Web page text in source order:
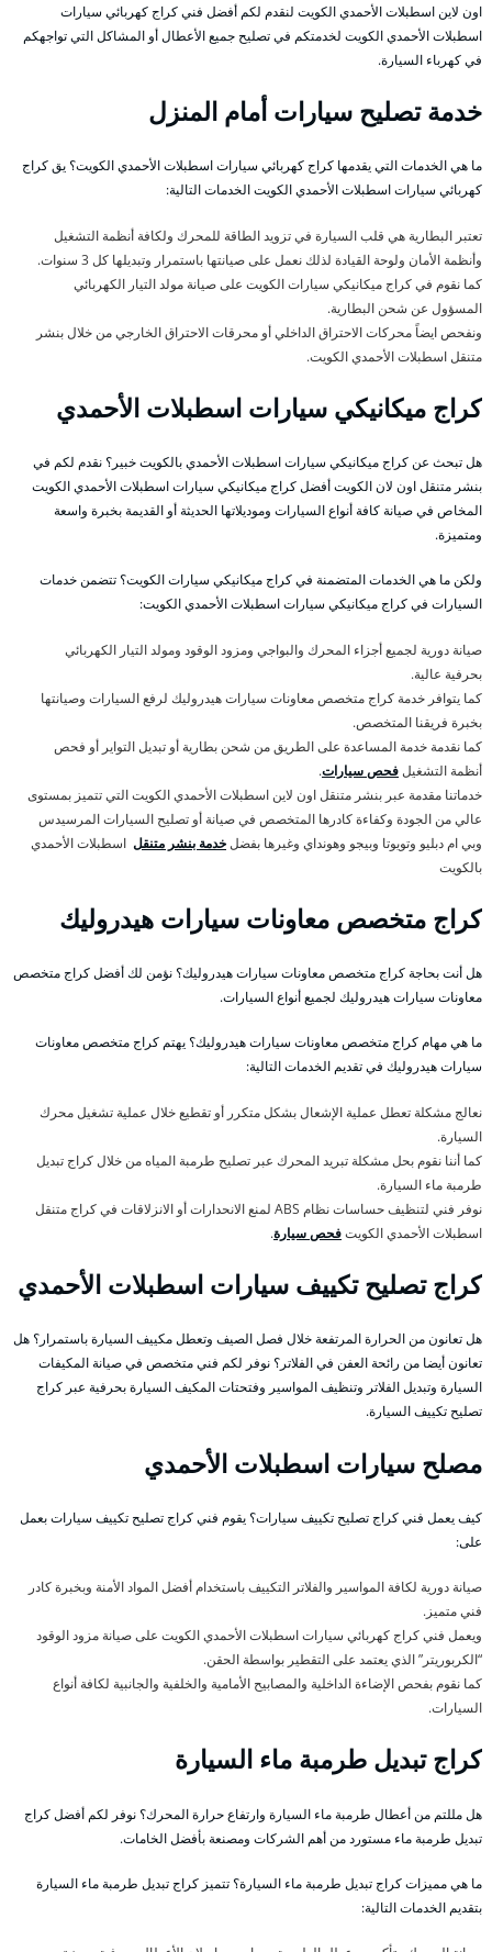
اون لاين اسطبلات الأحمدي الكويت لنقدم لكم أفضل فني كراج كهربائي سيارات
اسطبلات الأحمدي الكويت لخدمتكم في تصليح جميع الأعطال أو المشاكل التي تواجهكم
في كهرباء السيارة.
خدمة تصليح سيارات أمام المنزل
ما هي الخدمات التي يقدمها كراج كهربائي سيارات اسطبلات الأحمدي الكويت؟ يق كراج
كهربائي سيارات اسطبلات الأحمدي الكويت الخدمات التالية:
تعتبر البطارية هي قلب السيارة في تزويد الطاقة للمحرك ولكافة أنظمة التشغيل
وأنظمة الأمان ولوحة القيادة لذلك نعمل على صيانتها باستمرار وتبديلها كل 3 سنوات.
كما نقوم في كراج ميكانيكي سيارات الكويت على صيانة مولد التيار الكهربائي
المسؤول عن شحن البطارية.
ونفحص ايضاً محركات الاحتراق الداخلي أو محرقات الاحتراق الخارجي من خلال بنشر
متنقل اسطبلات الأحمدي الكويت.
كراج ميكانيكي سيارات اسطبلات الأحمدي
هل تبحث عن كراج ميكانيكي سيارات اسطبلات الأحمدي بالكويت خبير؟ نقدم لكم في
بنشر متنقل اون لان الكويت أفضل كراج ميكانيكي سيارات اسطبلات الأحمدي الكويت
المخاص في صيانة كافة أنواع السيارات وموديلاتها الحديثة أو القديمة بخبرة واسعة
ومتميزة.
ولكن ما هي الخدمات المتضمنة في كراج ميكانيكي سيارات الكويت؟ تتضمن خدمات
السيارات في كراج ميكانيكي سيارات اسطبلات الأحمدي الكويت:
صيانة دورية لجميع أجزاء المحرك والبواجي ومزود الوقود ومولد التيار الكهربائي
بحرفية عالية.
كما يتوافر خدمة كراج متخصص معاونات سيارات هيدروليك لرفع السيارات وصيانتها
بخبرة فريقنا المتخصص.
كما نقدمة خدمة المساعدة على الطريق من شحن بطارية أو تبديل التواير أو فحص
أنظمة التشغيلفحص سيارات.
خدماتنا مقدمة عبر بنشر متنقل اون لاين اسطبلات الأحمدي الكويت التي تتميز بمستوى
عالي من الجودة وكفاءة كادرها المتخصص في صيانة أو تصليح السيارات المرسيدس
وبي ام دبليو وتويوتا وبيجو وهونداي وغيرها بفضلخدمة بنشر متنقل اسطبلات الأحمدي
بالكويت
كراج متخصص معاونات سيارات هيدروليك
هل أنت بحاجة كراج متخصص معاونات سيارات هيدروليك؟ نؤمن لك أفضل كراج متخصص
معاونات سيارات هيدروليك لجميع أنواع السيارات.
ما هي مهام كراج متخصص معاونات سيارات هيدروليك؟ يهتم كراج متخصص معاونات
سيارات هيدروليك في تقديم الخدمات التالية:
نعالج مشكلة تعطل عملية الإشعال بشكل متكرر أو تقطيع خلال عملية تشغيل محرك
السيارة.
كما أننا نقوم بحل مشكلة تبريد المحرك عبر تصليح طرمبة المياه من خلال كراج تبديل
طرمبة ماء السيارة.
نوفر فني لتنظيف حساسات نظام ABS لمنع الانحدارات أو الانزلاقات في كراج متنقل
اسطبلات الأحمدي الكويتفحص سيارة.
كراج تصليح تكييف سيارات اسطبلات الأحمدي
هل تعانون من الحرارة المرتفعة خلال فصل الصيف وتعطل مكييف السيارة باستمرار؟ هل
تعانون أيضا من رائحة العفن في الفلاتر؟ نوفر لكم فني متخصص في صيانة المكيفات
السيارة وتبديل الفلاتر وتنظيف المواسير وفتحتات المكيف السيارة بحرفية عبر كراج
تصليح تكييف السيارة.
مصلح سيارات اسطبلات الأحمدي
كيف يعمل فني كراج تصليح تكييف سيارات؟ يقوم فني كراج تصليح تكييف سيارات بعمل
على:
صيانة دورية لكافة المواسير والفلاتر التكييف باستخدام أفضل المواد الأمنة وبخبرة كادر
فني متميز.
ويعمل فني كراج كهربائي سيارات اسطبلات الأحمدي الكويت على صيانة مزود الوقود
“الكربوريتر” الذي يعتمد على التقطير بواسطة الحقن.
كما نقوم بفحص الإضاءة الداخلية والمصابيح الأمامية والخلفية والجانبية لكافة أنواع
السيارات.
كراج تبديل طرمبة ماء السيارة
هل مللتم من أعطال طرمبة ماء السيارة وارتفاع حرارة المحرك؟ نوفر لكم أفضل كراج
تبديل طرمبة ماء مستورد من أهم الشركات ومصنعة بأفضل الخامات.
ما هي مميزات كراج تبديل طرمبة ماء السيارة؟ تتميز كراج تبديل طرمبة ماء السيارة
بتقديم الخدمات التالية: